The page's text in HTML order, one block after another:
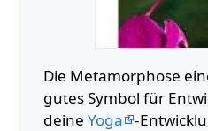
Die Metamorphose
gutes Symbol für
deine Yoga -